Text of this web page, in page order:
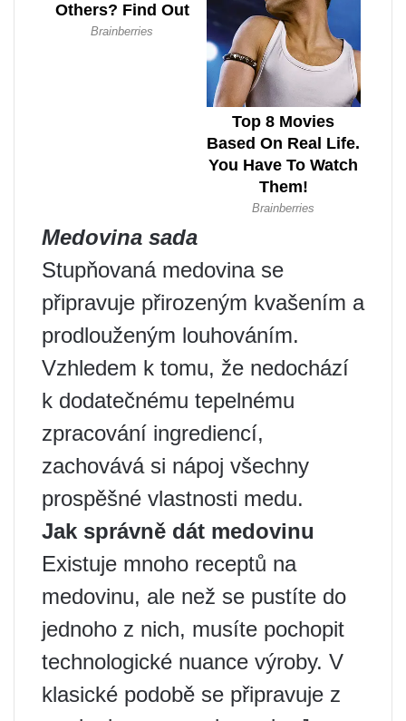
Medovina sada
Stupňovaná medovina se
připravuje přirozeným kvašením a
prodlouženým louhováním.
Vzhledem k tomu, že nedochází
k dodatečnému tepelnému
zpracování ingrediencí,
zachovává si nápoj všechny
prospěšné vlastnosti medu.
Jak správně dát medovinu
Existuje mnoho receptů na
medovinu, ale než se pustíte do
jednoho z nich, musíte pochopit
technologické nuance výroby. V
klasické podobě se připravuje z